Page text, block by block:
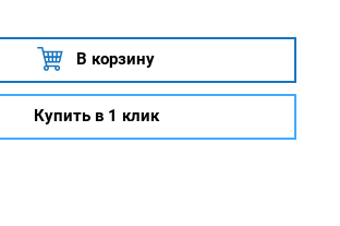
В корзину
Купить в 1 клик